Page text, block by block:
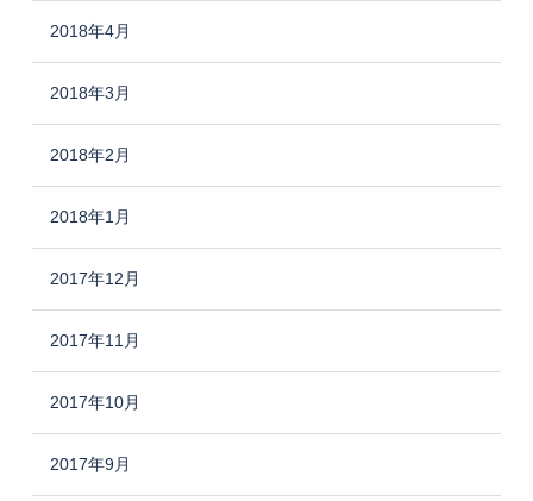
2018年4月
2018年3月
2018年2月
2018年1月
2017年12月
2017年11月
2017年10月
2017年9月